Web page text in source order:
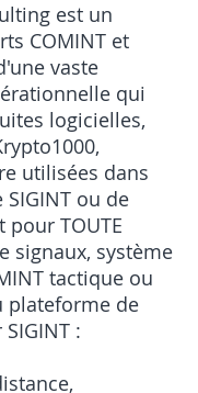
est un
COMINT et
vaste
qui
logicielles,
utilisées dans
SIGINT ou de
pour TOUTE
signaux, système
tactique ou
plateforme de
: